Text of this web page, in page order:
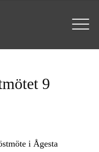
9
i Ågesta